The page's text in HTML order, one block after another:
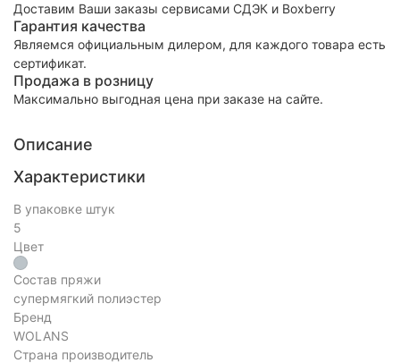
Доставим Ваши заказы сервисами СДЭК и Boxberry
Гарантия качества
Являемся официальным дилером, для каждого товара есть
сертификат.
Продажа в розницу
Максимально выгодная цена при заказе на сайте.
Описание
Характеристики
В упаковке штук
5
Цвет
Состав пряжи
супермягкий полиэстер
Бренд
WOLANS
Страна производитель